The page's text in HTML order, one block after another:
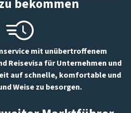
bekommen
mit unübertroffenem
Reisevisa für Unternehmen und
auf schnelle, komfortable und
Weise zu besorgen.